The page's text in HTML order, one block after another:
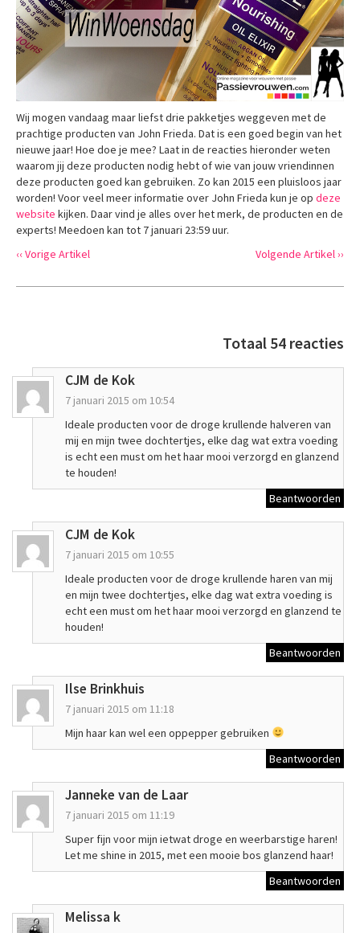
Wij mogen vandaag maar liefst drie pakketjes weggeven met de
prachtige producten van John Frieda. Dat is een goed begin van het
nieuwe jaar! Hoe doe je mee? Laat in de reacties hieronder weten
waarom jij deze producten nodig hebt of wie van jouw vriendinnen
deze producten goed kan gebruiken. Zo kan 2015 een pluisloos jaar
worden! Voor veel meer informatie over John Frieda kun je op deze
website kijken. Daar vind je alles over het merk, de producten en de
experts! Meedoen kan tot 7 januari 23:59 uur.
‹‹ Vorige Artikel
Volgende Artikel ››
Totaal 54 reacties
CJM de Kok
7 januari 2015 om 10:54
Ideale producten voor de droge krullende halveren van
mij en mijn twee dochtertjes, elke dag wat extra voeding
is echt een must om het haar mooi verzorgd en glanzend
te houden!
Beantwoorden
CJM de Kok
7 januari 2015 om 10:55
Ideale producten voor de droge krullende haren van mij
en mijn twee dochtertjes, elke dag wat extra voeding is
echt een must om het haar mooi verzorgd en glanzend te
houden!
Beantwoorden
Ilse Brinkhuis
7 januari 2015 om 11:18
Mijn haar kan wel een oppepper gebruiken
Beantwoorden
Janneke van de Laar
7 januari 2015 om 11:19
Super fijn voor mijn ietwat droge en weerbarstige haren!
Let me shine in 2015, met een mooie bos glanzend haar!
Beantwoorden
Melissa k